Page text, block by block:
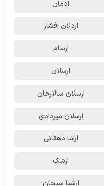
ادمان
اردلان افشار
ارسام
ارسلان
ارسلان سالارخان
ارسلان میردادی
ارشا دهقانی
ارشک
ارشیا سبحان